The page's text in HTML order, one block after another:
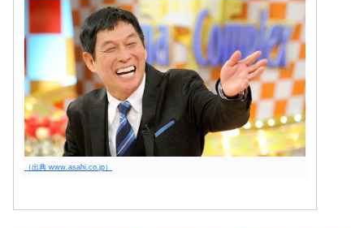
（出典 www.asahi.co.jp）